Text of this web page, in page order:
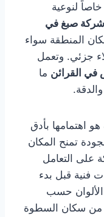
لنوعية
شركة صبغ في
المنطقة سواء
جزئي. وتعمل
القرائن ما
اهتمامها بأدق
تمنح المكان
على التعامل
فنية قبل بدء
حسب
من سكان السطوة